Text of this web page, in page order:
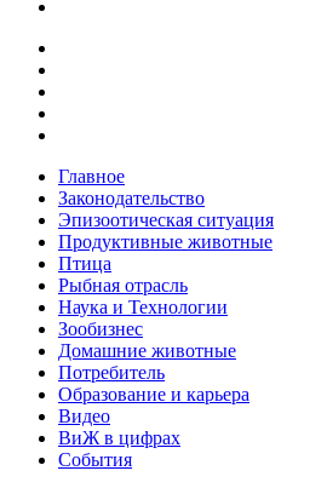
Главное
Законодательство
Эпизоотическая ситуация
Продуктивные животные
Птица
Рыбная отрасль
Наука и Технологии
Зообизнес
Домашние животные
Потребитель
Образование и карьера
Видео
ВиЖ в цифрах
События